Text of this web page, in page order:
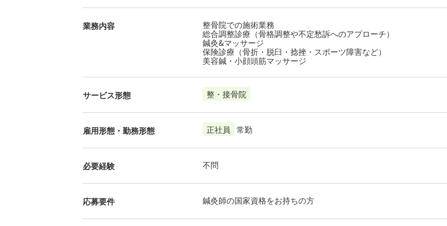
業務内容 整骨院での施術業務
総合調整診療（骨格調整や不定愁訴へのアプローチ）
鍼灸&マッサージ
保険診療（骨折・脱臼・捻挫・スポーツ障害など）
美容鍼・小顔頭筋マッサージ
サービス形態 整・接骨院
雇用形態・勤務形態 正社員 常勤
必要経験 不問
応募要件 鍼灸師の国家資格をお持ちの方